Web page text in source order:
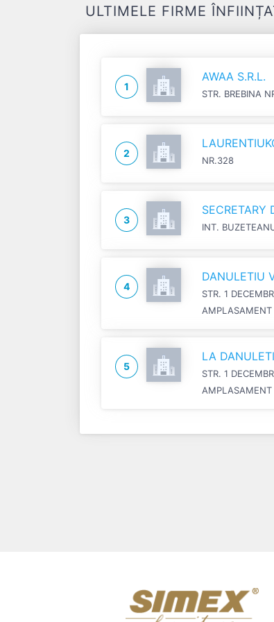
ULTIMELE FIRME
1
AWAA S.R.L.
STR. BREBINA
2
NR.328
3
SECRETARY
INT.
4
DANULETIU
STR. 1
AMPLASAMENT
5
LA
STR. 1
Previous